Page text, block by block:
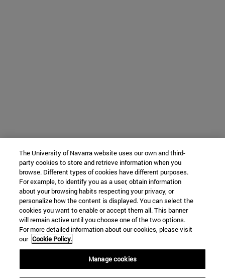
The University of Navarra website uses our own and third-
party cookies to store and retrieve information when you
browse. Different types of cookies have different purposes.
For example, to identify you as a user, obtain information
about your browsing habits respecting your privacy, or
personalize how the content is displayed. You can select the
cookies you want to enable or accept them all. This banner
will remain active until you choose one of the two options.
For more detailed information about our cookies, please visit
our Cookie Policy.
Manage cookies